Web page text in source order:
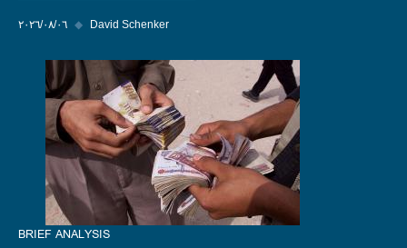
٠٦‏/٠٨‏/٢٠٢٦ ◆ David Schenker
BRIEF ANALYSIS